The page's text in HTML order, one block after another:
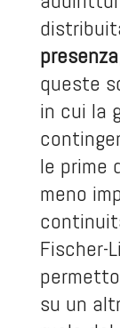
presenza
queste
in cui la
le prime
meno
Fischer-
su un